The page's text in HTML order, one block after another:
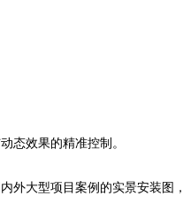
态效果的精准控制。
外大型项目案例的实景安装图